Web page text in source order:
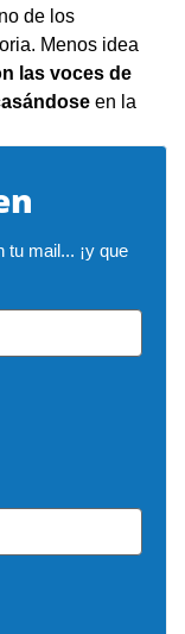
de los
Menos idea
las voces de
en la
tu mail... ¡y que